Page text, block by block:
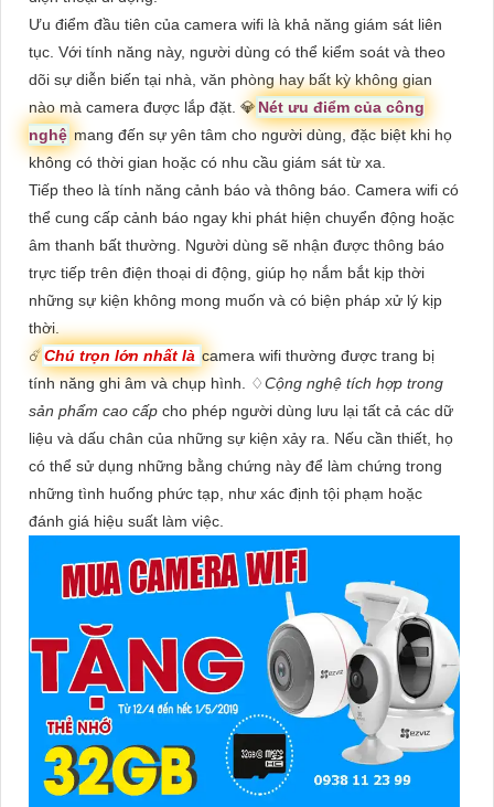
Ưu điểm đầu tiên của camera wifi là khả năng giám sát liên
tục. Với tính năng này, người dùng có thể kiểm soát và theo
dõi sự diễn biến tại nhà, văn phòng hay bất kỳ không gian
nào mà camera được lắp đặt. 💎 Nét ưu điểm của công
nghệ mang đến sự yên tâm cho người dùng, đặc biệt khi họ
không có thời gian hoặc có nhu cầu giám sát từ xa.
Tiếp theo là tính năng cảnh báo và thông báo. Camera wifi có
thể cung cấp cảnh báo ngay khi phát hiện chuyển động hoặc
âm thanh bất thường. Người dùng sẽ nhận được thông báo
trực tiếp trên điện thoại di động, giúp họ nắm bắt kịp thời
những sự kiện không mong muốn và có biện pháp xử lý kịp
thời.
☄️Chú trọn lớn nhất là camera wifi thường được trang bị
tính năng ghi âm và chụp hình. ♢Cộng nghệ tích hợp trong
sản phẩm cao cấp cho phép người dùng lưu lại tất cả các dữ
liệu và dấu chân của những sự kiện xảy ra. Nếu cần thiết, họ
có thể sử dụng những bằng chứng này để làm chứng trong
những tình huống phức tạp, như xác định tội phạm hoặc
đánh giá hiệu suất làm việc.